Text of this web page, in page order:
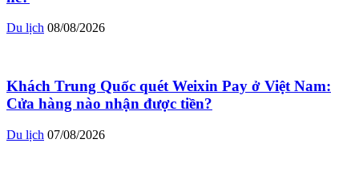
Du lịch 08/08/2026
Khách Trung Quốc quét Weixin Pay ở Việt Nam:
Cửa hàng nào nhận được tiền?
Du lịch 07/08/2026